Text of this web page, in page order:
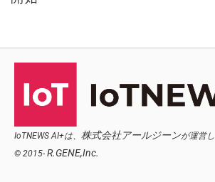
IoTNEWS AI+は、 株式会社アールジーンが運営
© 2015- R.GENE,Inc.